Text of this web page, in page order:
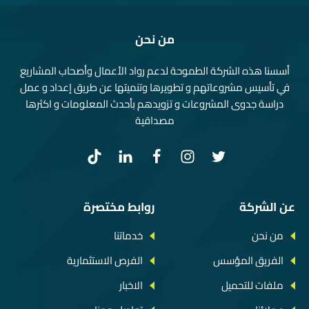
من نحن
أسسنا هذه الشركة الطموحة لدعم رواد الأعمال وأصحاب المشاريع
في تأسيس مشروعاتهم و تطويرها وتنميتها عن طريق إعداد و عمل
دراسة جدوى المشروعات و تزويدهم بأحدث المعلومات و اكثرها
مصداقية
عن الشركة
من نحن
الفريق المؤسس
ملفات للتحميل
روابط مختصرة
خدماتنا
الفرص الاستثمارية
الاخبار